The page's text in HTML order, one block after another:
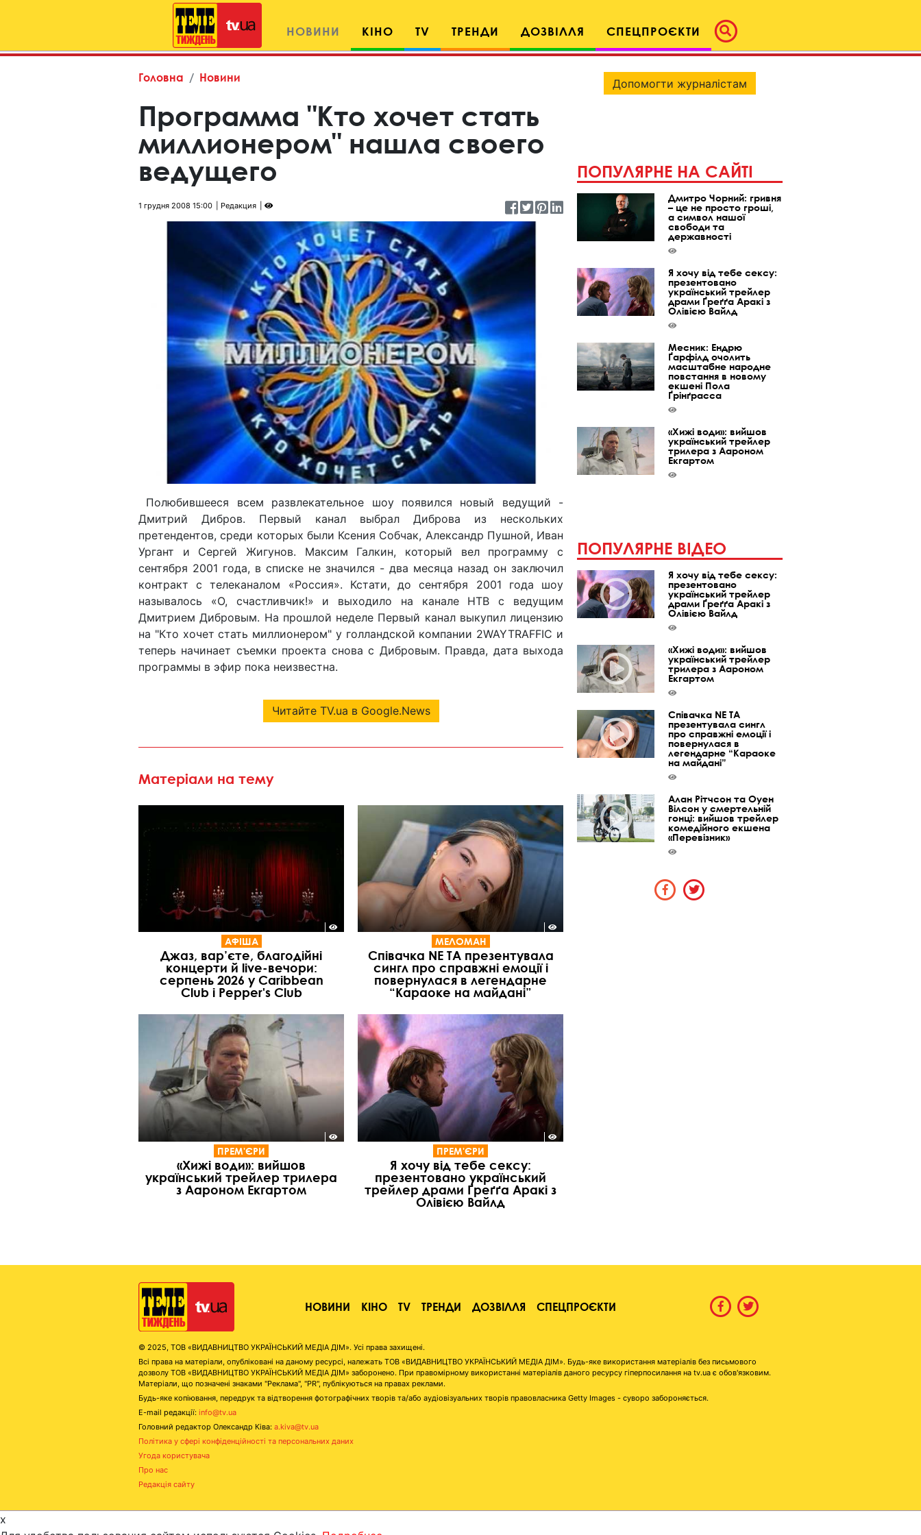
НОВИНИ КІНО TV ТРЕНДИ ДОЗВІЛЛЯ СПЕЦПРОЄКТИ
Головна Новини
Программа "Кто хочет стать
миллионером" нашла своего
ведущего
1 грудня 2008 15:00 Редакция
Полюбившееся всем развлекательное шоу появился новый ведущий -
Дмитрий Дибров. Первый канал выбрал Диброва из нескольких
претендентов, среди которых были Ксения Собчак, Александр Пушной, Иван
Ургант и Сергей Жигунов. Максим Галкин, который вел программу с
сентября 2001 года, в списке не значился - два месяца назад он заключил
контракт с телеканалом «Россия». Кстати, до сентября 2001 года шоу
называлось «О, счастливчик!» и выходило на канале НТВ с ведущим
Дмитрием Дибровым. На прошлой неделе Первый канал выкупил лицензию
на "Кто хочет стать миллионером" у голландской компании 2WAYTRAFFIC и
теперь начинает съемки проекта снова с Дибровым. Правда, дата выхода
программы в эфир пока неизвестна.
Читайте TV.ua в Google.News
Матеріали на тему
АФІША
Джаз, вар’єте, благодійні
концерти й live-вечори:
серпень 2026 у Caribbean
Club і Pepper's Club
МЕЛОМАН
Співачка NE TA презентувала
сингл про справжні емоції і
повернулася в легендарне
“Караоке на майдані”
ПРЕМ'ЄРИ
«Хижі води»: вийшов
український трейлер трилера
з Аароном Екгартом
ПРЕМ'ЄРИ
Я хочу від тебе сексу:
презентовано український
трейлер драми Ґреґґа Аракі з
Олівією Вайлд
Допомогти журналістам
ПОПУЛЯРНЕ НА САЙТІ
Дмитро Чорний: гривня
– це не просто гроші,
а символ нашої
свободи та
державності
Я хочу від тебе сексу:
презентовано
український трейлер
драми Ґреґґа Аракі з
Олівією Вайлд
Месник: Ендрю
Ґарфілд очолить
масштабне народне
повстання в новому
екшені Пола
Ґрінґрасса
«Хижі води»: вийшов
український трейлер
трилера з Аароном
Екгартом
ПОПУЛЯРНЕ ВІДЕО
Я хочу від тебе сексу:
презентовано
український трейлер
драми Ґреґґа Аракі з
Олівією Вайлд
«Хижі води»: вийшов
український трейлер
трилера з Аароном
Екгартом
Співачка NE TA
презентувала сингл
про справжні емоції і
повернулася в
легендарне “Караоке
на майдані”
Алан Рітчсон та Оуен
Вілсон у смертельній
гонці: вийшов трейлер
комедійного екшена
«Перевізник»
НОВИНИ КІНО TV ТРЕНДИ ДОЗВІЛЛЯ СПЕЦПРОЄКТИ
© 2025, ТОВ «ВИДАВНИЦТВО УКРАЇНСЬКИЙ МЕДІА ДІМ». Усі права захищені.
Всі права на матеріали, опубліковані на даному ресурсі, належать ТОВ «ВИДАВНИЦТВО УКРАЇНСЬКИЙ МЕДІА ДІМ». Будь-яке використання матеріалів без письмового
дозволу ТОВ «ВИДАВНИЦТВО УКРАЇНСЬКИЙ МЕДІА ДІМ» заборонено. При правомірному використанні матеріалів даного ресурсу гіперпосилання на tv.ua є обов'язковим.
Матеріали, що позначені знаками "Реклама", "PR", публікуються на правах реклами.
Будь-яке копіювання, передрук та відтворення фотографічних творів та/або аудіовізуальних творів правовласника Getty Images - суворо забороняється.
E-mail редакції: info@tv.ua
Головний редактор Олександр Ківа: a.kiva@tv.ua
Політика у сфері конфіденційності та персональних даних
Угода користувача
Про нас
Редакція сайту
x